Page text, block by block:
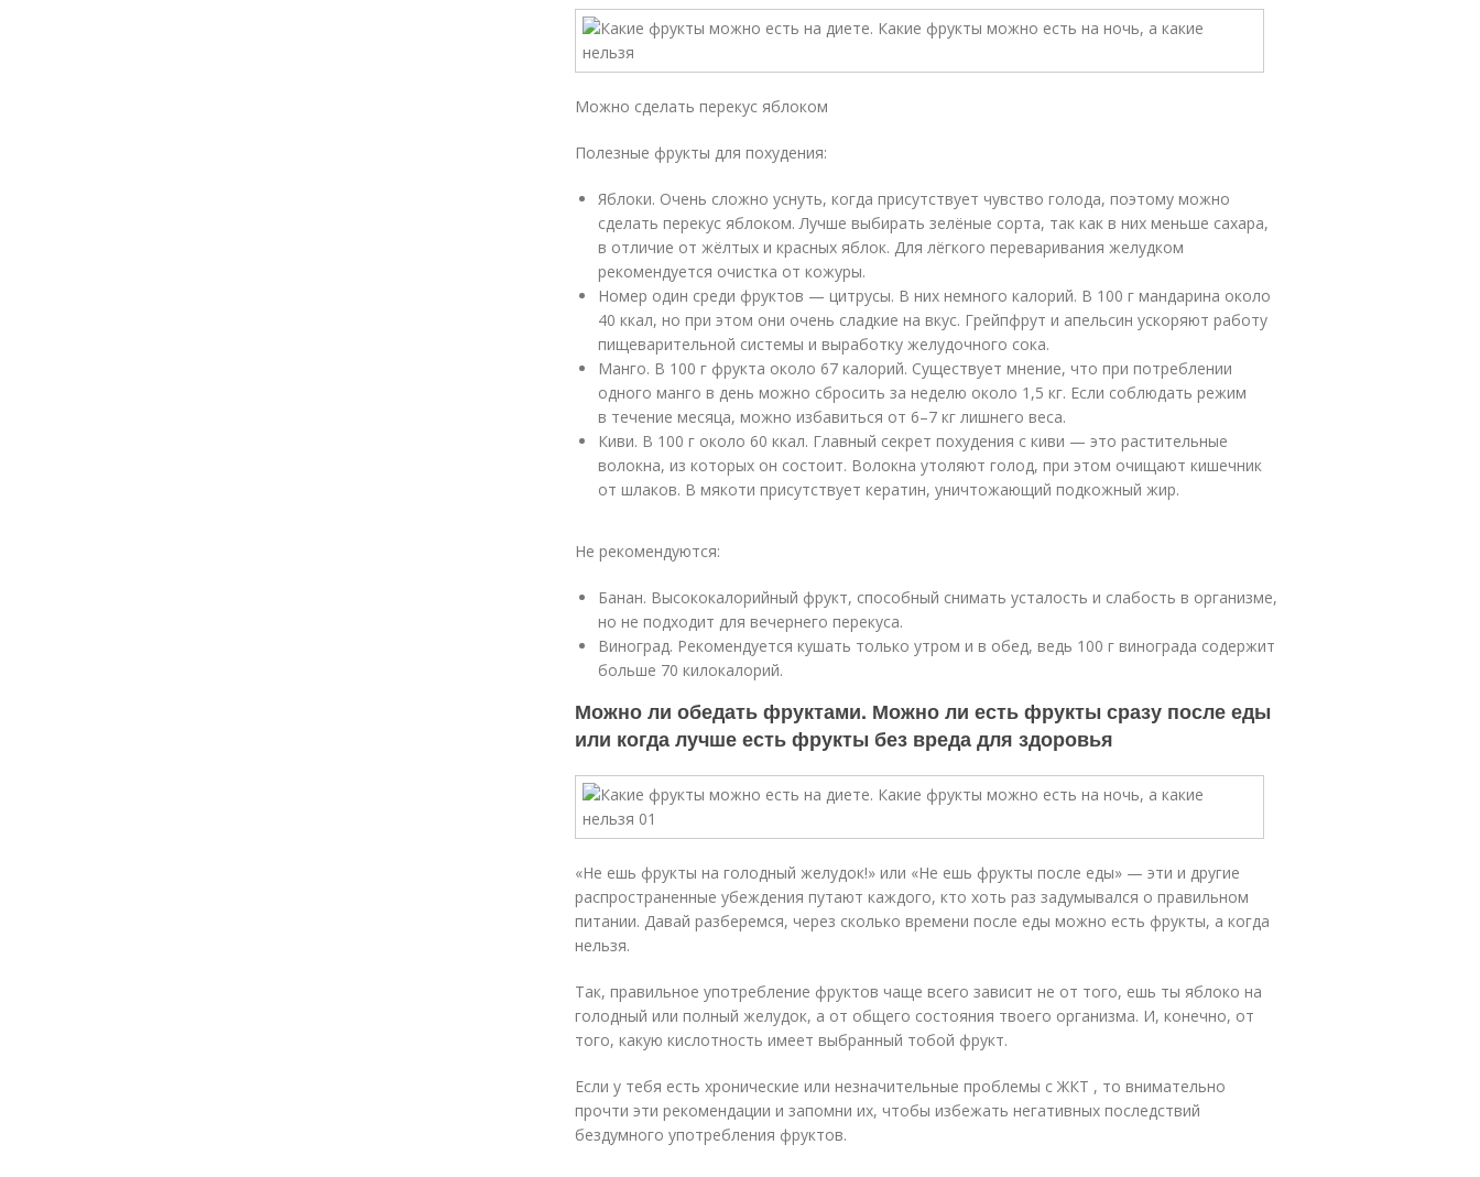
Можно сделать перекус яблоком
Полезные фрукты для похудения:
Яблоки. Очень сложно уснуть, когда присутствует чувство голода, поэтому можно
сделать перекус яблоком. Лучше выбирать зелёные сорта, так как в них меньше сахара,
в отличие от жёлтых и красных яблок. Для лёгкого переваривания желудком
рекомендуется очистка от кожуры.
Номер один среди фруктов — цитрусы. В них немного калорий. В 100 г мандарина около
40 ккал, но при этом они очень сладкие на вкус. Грейпфрут и апельсин ускоряют работу
пищеварительной системы и выработку желудочного сока.
Манго. В 100 г фрукта около 67 калорий. Существует мнение, что при потреблении
одного манго в день можно сбросить за неделю около 1,5 кг. Если соблюдать режим
в течение месяца, можно избавиться от 6–7 кг лишнего веса.
Киви. В 100 г около 60 ккал. Главный секрет похудения с киви — это растительные
волокна, из которых он состоит. Волокна утоляют голод, при этом очищают кишечник
от шлаков. В мякоти присутствует кератин, уничтожающий подкожный жир.
Не рекомендуются:
Банан. Высококалорийный фрукт, способный снимать усталость и слабость в организме,
но не подходит для вечернего перекуса.
Виноград. Рекомендуется кушать только утром и в обед, ведь 100 г винограда содержит
больше 70 килокалорий.
Можно ли обедать фруктами. Можно ли есть фрукты сразу после еды
или когда лучше есть фрукты без вреда для здоровья
«Не ешь фрукты на голодный желудок!» или «Не ешь фрукты после еды» — эти и другие
распространенные убеждения путают каждого, кто хоть раз задумывался о правильном
питании. Давай разберемся, через сколько времени после еды можно есть фрукты, а когда
нельзя.
Так, правильное употребление фруктов чаще всего зависит не от того, ешь ты яблоко на
голодный или полный желудок, а от общего состояния твоего организма. И, конечно, от
того, какую кислотность имеет выбранный тобой фрукт.
Если у тебя есть хронические или незначительные проблемы с ЖКТ , то внимательно
прочти эти рекомендации и запомни их, чтобы избежать негативных последствий
бездумного употребления фруктов.